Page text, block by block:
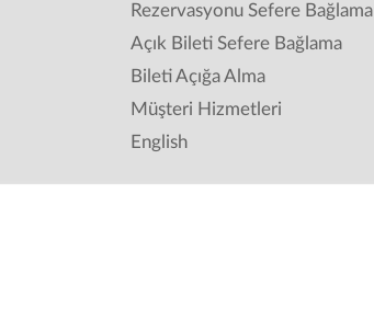
Rezervasyonu Sefere Bağlama
Açık Bileti Sefere Bağlama
Bileti Açığa Alma
Müşteri Hizmetleri
English